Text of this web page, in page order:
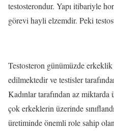
testosterondur. Yapı itibariyle
görevi hayli elzemdir. Peki
Testosteron günümüzde
edilmektedir ve testisler
Kadınlar tarafından az
çok erkeklerin üzerinde
üretiminde önemli role sahip